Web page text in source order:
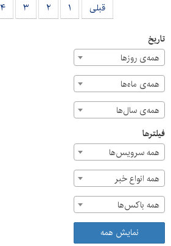
قبلی
۱ ۲ ۳ ۴
تاریخ
همه‌ی روزها
همه‌ی ماه‌ها
همه‌ی سال‌ها
فیلترها
همه سرویس‌ها
همه انواع خبر
همه باکس‌ها
نمایش همه